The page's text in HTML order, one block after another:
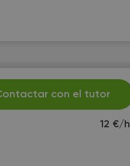
12 €/h
con el tutor